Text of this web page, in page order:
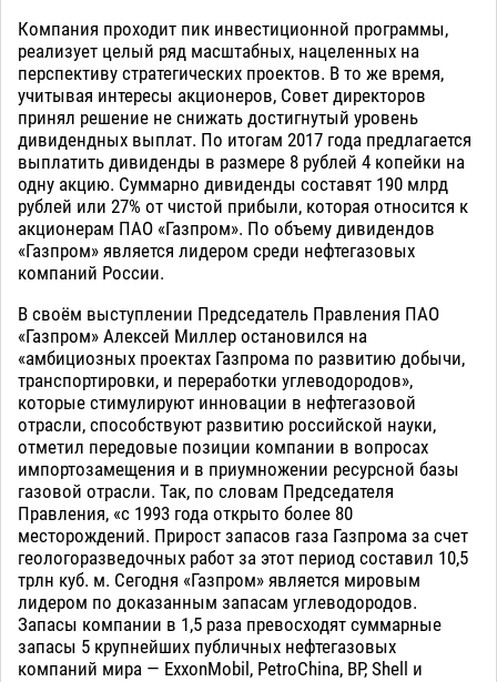
Компания проходит пик инвестиционной программы,
реализует целый ряд масштабных, нацеленных на
перспективу стратегических проектов. В то же время,
учитывая интересы акционеров, Совет директоров
принял решение не снижать достигнутый уровень
дивидендных выплат. По итогам 2017 года предлагается
выплатить дивиденды в размере 8 рублей 4 копейки на
одну акцию. Суммарно дивиденды составят 190 млрд
рублей или 27% от чистой прибыли, которая относится к
акционерам ПАО «Газпром». По объему дивидендов
«Газпром» является лидером среди нефтегазовых
компаний России.
В своём выступлении Председатель Правления ПАО
«Газпром» Алексей Миллер остановился на
«амбициозных проектах Газпрома по развитию добычи,
транспортировки, и переработки углеводородов»,
которые стимулируют инновации в нефтегазовой
отрасли, способствуют развитию российской науки,
отметил передовые позиции компании в вопросах
импортозамещения и в приумножении ресурсной базы
газовой отрасли. Так, по словам Председателя
Правления, «с 1993 года открыто более 80
месторождений. Прирост запасов газа Газпрома за счет
геологоразведочных работ за этот период составил 10,5
трлн куб. м. Сегодня «Газпром» является мировым
лидером по доказанным запасам углеводородов.
Запасы компании в 1,5 раза превосходят суммарные
запасы 5 крупнейших публичных нефтегазовых
компаний мира — ExxonMobil, PetroChina, BP, Shell и